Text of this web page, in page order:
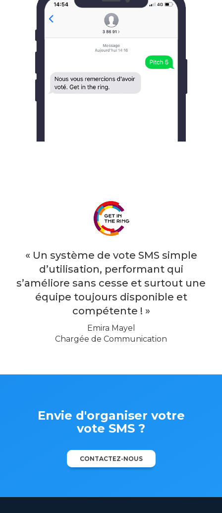
« Un système de vote SMS simple
d’utilisation, performant qui
s’améliore sans cesse et surtout une
équipe toujours disponible et
compétente ! »
Emira Mayel
Chargée de Communication
Envie d'organiser votre
vote SMS ?
CONTACTEZ-NOUS